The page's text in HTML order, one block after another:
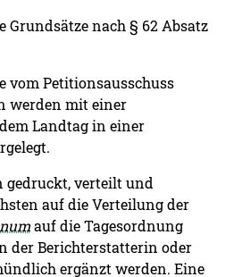
Grundsätze nach § 62 Absatz
vom Petitionsausschuss
werden mit einer
Landtag in einer
gedruckt, verteilt und
auf die Verteilung der
auf die Tagesordnung
der Berichterstatterin oder
ergänzt werden. Eine